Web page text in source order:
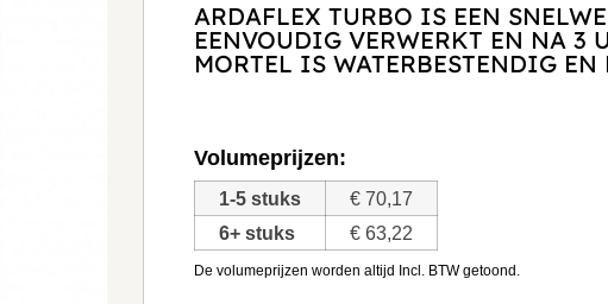
ARDAFLEX TURBO IS EEN
EENVOUDIG VERWERKT EN NA 3
MORTEL IS WATERBESTENDIG EN
Volumeprijzen:
1-5 €70,17
6+
€63,22